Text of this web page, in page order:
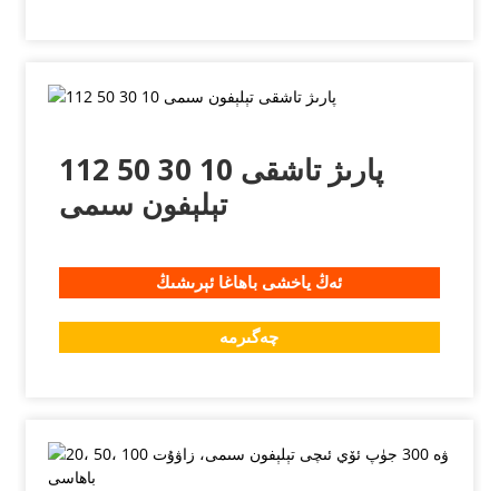
112 50 30 10 پارىژ تاشقى
تېلېفون سىمى
ئەڭ ياخشى باھاغا ئېرىشىڭ
چەگىرمە